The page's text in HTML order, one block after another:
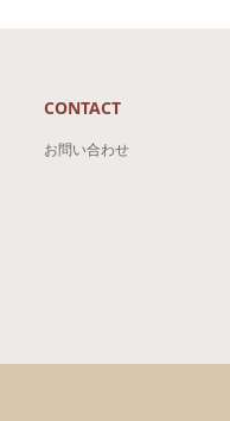
CONTACT
お問い合わせ